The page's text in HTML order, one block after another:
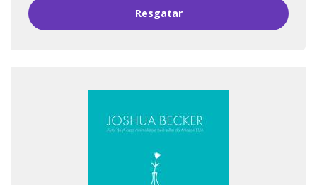
Resgatar